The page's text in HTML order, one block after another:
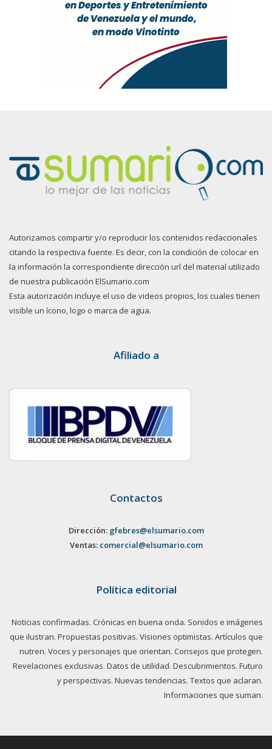
Autorizamos compartir y/o reproducir los contenidos redaccionales
citando la respectiva fuente. Es decir, con la condición de colocar en
la información la correspondiente dirección url del material utilizado
de nuestra publicación ElSumario.com
Esta autorización incluye el uso de videos propios, los cuales tienen
visible un ícono, logo o marca de agua.
Afiliado a
Contactos
Dirección: gfebres@elsumario.com
Ventas: comercial@elsumario.com
Política editorial
Noticias confirmadas. Crónicas en buena onda. Sonidos e imágenes
que ilustran. Propuestas positivas. Visiones optimistas. Artículos que
nutren. Voces y personajes que orientan. Consejos que protegen.
Revelaciones exclusivas. Datos de utilidad. Descubrimientos. Futuro
y perspectivas. Nuevas tendencias. Textos que aclaran.
Informaciones que suman.